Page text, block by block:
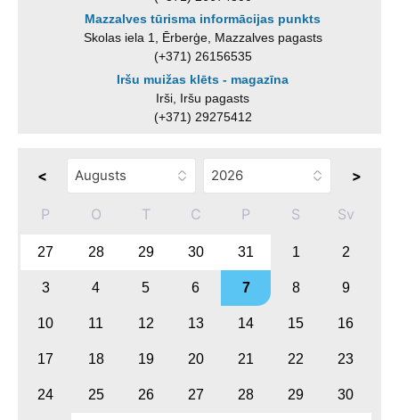
Mazzalves tūrisma informācijas punkts
Skolas iela 1, Ērberģe, Mazzalves pagasts
(+371) 26156535
Iršu muižas klēts - magazīna
Irši, Iršu pagasts
(+371) 29275412
< >
P O T C P S Sv
27 28 29 30 31 1 2
3 4 5 6 7 8 9
10 11 12 13 14 15 16
17 18 19 20 21 22 23
24 25 26 27 28 29 30